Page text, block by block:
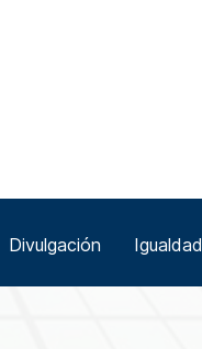
Divulgación Igualdad